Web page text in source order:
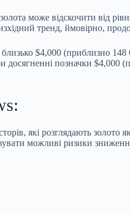
може відскочити від
тренд, ймовірно,
$4,000 (приблизно
досягненні позначки
які розглядають
можливі ризики